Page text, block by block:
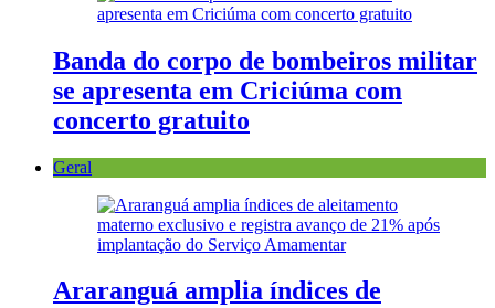
Banda do corpo de bombeiros militar
se apresenta em Criciúma com
concerto gratuito
Geral
Araranguá amplia índices de